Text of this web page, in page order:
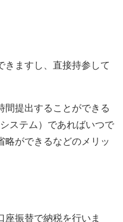
きますし、直接持参して
間提出することができる
ステム）であればいつで
略ができるなどのメリッ
座振替で納税を行いま